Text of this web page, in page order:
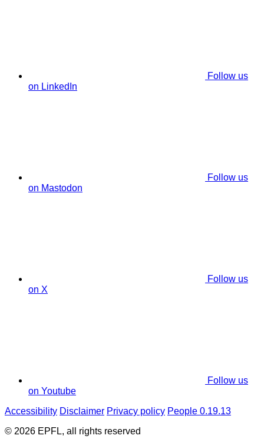
Follow us
on LinkedIn
Follow us
on Mastodon
Follow us
on X
Follow us
on Youtube
Accessibility Disclaimer Privacy policy People 0.19.13
© 2026 EPFL, all rights reserved